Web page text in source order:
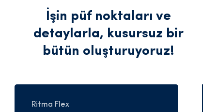
İşin püf noktaları ve
detaylarla, kusursuz bir
bütün oluşturuyoruz!
Ritma Flex